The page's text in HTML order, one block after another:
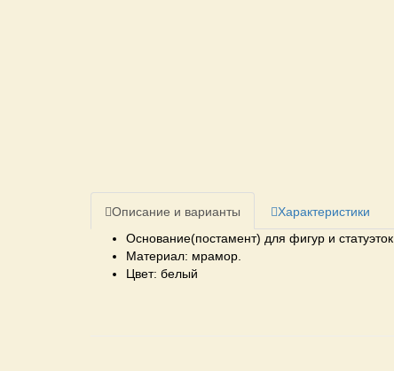
Описание и варианты Характеристики
Основание(постамент) для фигур и статуэток
Материал: мрамор.
Цвет: белый